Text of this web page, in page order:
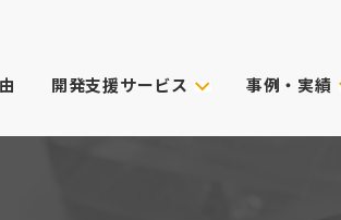
開発支援サービス 事例・実績